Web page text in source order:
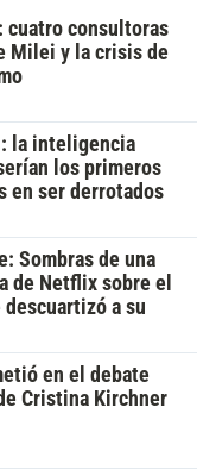
cuatro consultoras
Milei y la crisis de
la inteligencia
los primeros
en ser derrotados
Sombras de una
de Netflix sobre el
descuartizó a su
en el debate
Cristina Kirchner